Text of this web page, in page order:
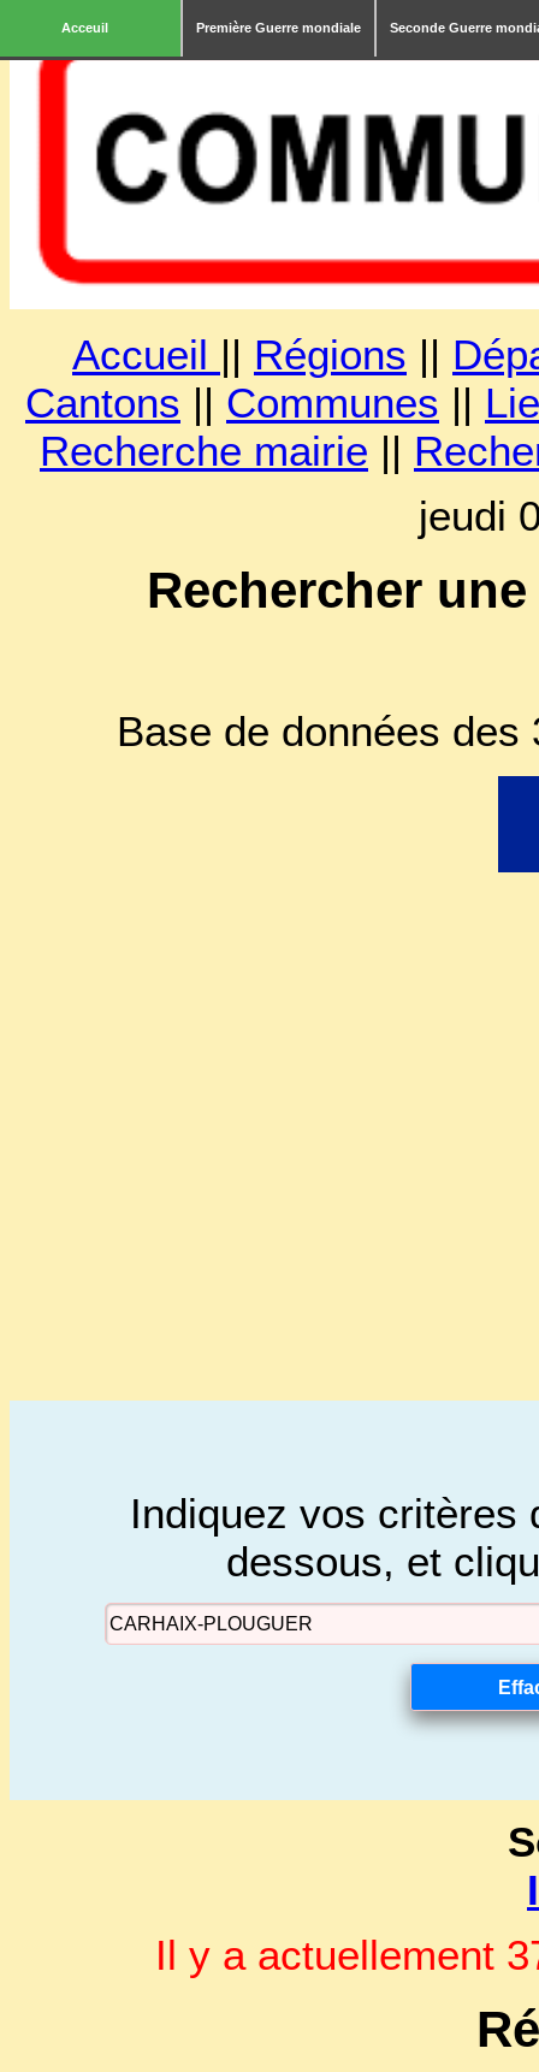
Acceuil Première Guerre mondiale Seconde Guerre
Accueil || Régions ||
Cantons || Communes ||
Recherche mairie ||
jeudi
Rechercher
Base de données
Indiquez vos critères
dessous, et
Il y a actuellement